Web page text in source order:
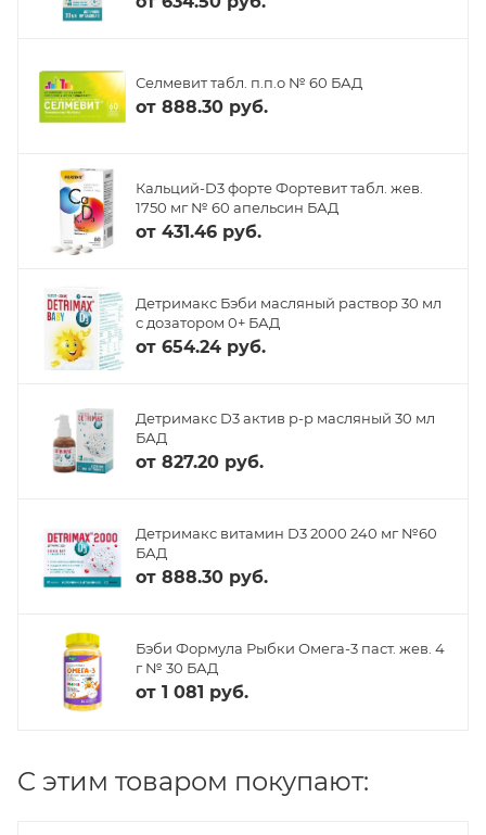
Селмевит табл. п.п.о № 60 БАД
от 888.30 руб.
Кальций-D3 форте Фортевит табл. жев.
1750 мг № 60 апельсин БАД
от 431.46 руб.
Детримакс Бэби масляный раствор 30 мл
с дозатором 0+ БАД
от 654.24 руб.
Детримакс D3 актив р-р масляный 30 мл
БАД
от 827.20 руб.
Детримакс витамин D3 2000 240 мг №60
БАД
от 888.30 руб.
Бэби Формула Рыбки Омега-3 паст. жев. 4
г № 30 БАД
от 1 081 руб.
C этим товаром покупают: